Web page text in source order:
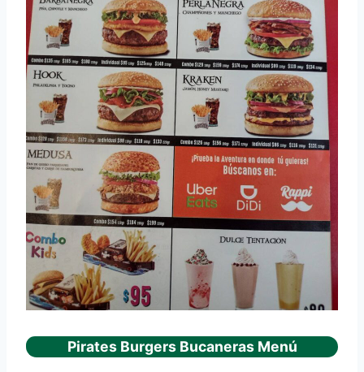
Pirates Burgers Bucaneras Menú